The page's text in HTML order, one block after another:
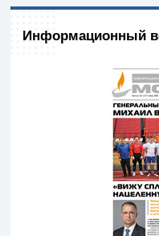
Информационный